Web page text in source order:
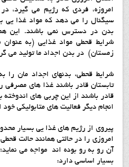
امروزه، فردی که رژیم می گیرد،
سیگنال را می دهد که مواد غذا یی
بدن در دسترس نمی باشند. این
شرایط قحطی مواد غذایی (به
زمستان) در بدن اجداد ما تولید می
شرایط قحطی، بدنهای اجداد مان را
تابستان قادر باشند غذا های مصرفی
قادر باشند از این چربی های اندوخته
انجام دیگر فعالیت های متابولیکی خود
پیروی از رژیم های غذا یی بسیار
امروزی را در حالتی همانند حالت
آن رو به رو بوده اند مواجه می
بسیار اساسی دارد: